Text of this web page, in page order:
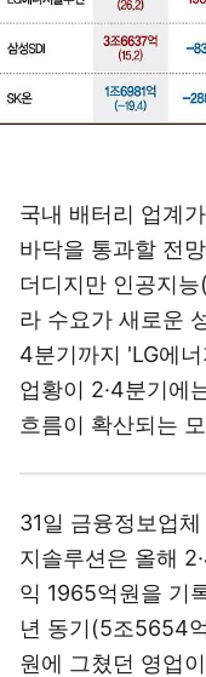
국내 배터리 업계
바닥을 통과할 전
더디지만 인공지
라 수요가 새로운
4분기까지 'LG에
업황이 2·4분기에
흐름이 확산되는
31일 금융정보업
지솔루션은 올해
익 1965억원을 기
년 동기(5조5654
원에 그쳤던 영업